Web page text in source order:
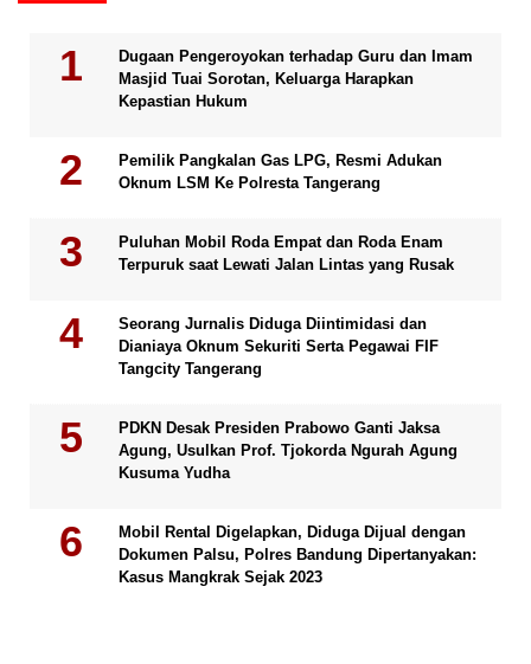
Dugaan Pengeroyokan terhadap Guru dan Imam
Masjid Tuai Sorotan, Keluarga Harapkan
Kepastian Hukum
Pemilik Pangkalan Gas LPG, Resmi Adukan
Oknum LSM Ke Polresta Tangerang
Puluhan Mobil Roda Empat dan Roda Enam
Terpuruk saat Lewati Jalan Lintas yang Rusak
Seorang Jurnalis Diduga Diintimidasi dan
Dianiaya Oknum Sekuriti Serta Pegawai FIF
Tangcity Tangerang
PDKN Desak Presiden Prabowo Ganti Jaksa
Agung, Usulkan Prof. Tjokorda Ngurah Agung
Kusuma Yudha
Mobil Rental Digelapkan, Diduga Dijual dengan
Dokumen Palsu, Polres Bandung Dipertanyakan:
Kasus Mangkrak Sejak 2023